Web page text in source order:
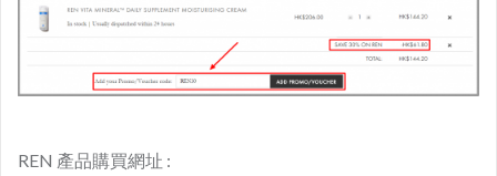
REN 產品購買網址 :